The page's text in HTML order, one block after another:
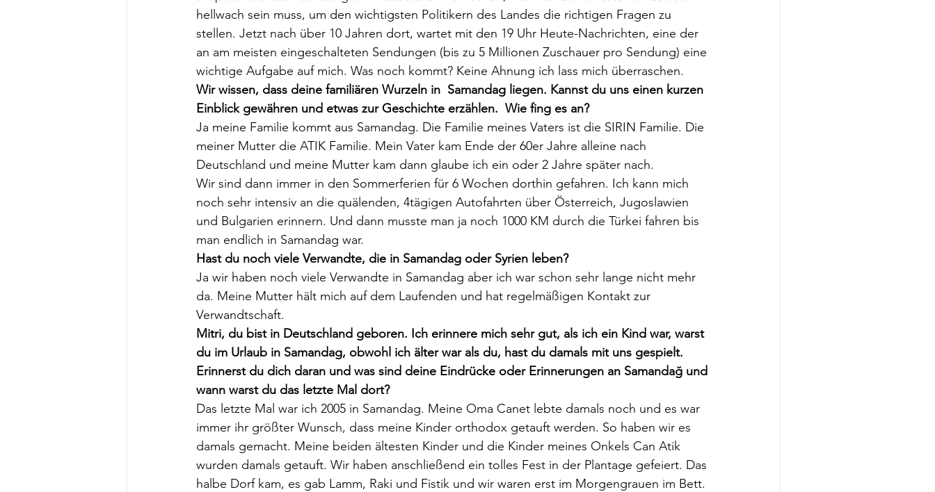
hellwach sein muss, um den wichtigsten Politikern des Landes die richtigen Fragen zu
stellen. Jetzt nach über 10 Jahren dort, wartet mit den 19 Uhr Heute-Nachrichten, eine der
an am meisten eingeschalteten Sendungen (bis zu 5 Millionen Zuschauer pro Sendung) eine
wichtige Aufgabe auf mich. Was noch kommt? Keine Ahnung ich lass mich überraschen.
Wir wissen, dass deine familiären Wurzeln in  Samandag liegen. Kannst du uns einen kurzen
Einblick gewähren und etwas zur Geschichte erzählen.  Wie fing es an?
Ja meine Familie kommt aus Samandag. Die Familie meines Vaters ist die SIRIN Familie. Die
meiner Mutter die ATIK Familie. Mein Vater kam Ende der 60er Jahre alleine nach
Deutschland und meine Mutter kam dann glaube ich ein oder 2 Jahre später nach.
Wir sind dann immer in den Sommerferien für 6 Wochen dorthin gefahren. Ich kann mich
noch sehr intensiv an die quälenden, 4tägigen Autofahrten über Österreich, Jugoslawien
und Bulgarien erinnern. Und dann musste man ja noch 1000 KM durch die Türkei fahren bis
man endlich in Samandag war.
Hast du noch viele Verwandte, die in Samandag oder Syrien leben?
Ja wir haben noch viele Verwandte in Samandag aber ich war schon sehr lange nicht mehr
da. Meine Mutter hält mich auf dem Laufenden und hat regelmäßigen Kontakt zur
Verwandtschaft.
Mitri, du bist in Deutschland geboren. Ich erinnere mich sehr gut, als ich ein Kind war, warst
du im Urlaub in Samandag, obwohl ich älter war als du, hast du damals mit uns gespielt.
Erinnerst du dich daran und was sind deine Eindrücke oder Erinnerungen an Samandağ und
wann warst du das letzte Mal dort?
Das letzte Mal war ich 2005 in Samandag. Meine Oma Canet lebte damals noch und es war
immer ihr größter Wunsch, dass meine Kinder orthodox getauft werden. So haben wir es
damals gemacht. Meine beiden ältesten Kinder und die Kinder meines Onkels Can Atik
wurden damals getauft. Wir haben anschließend ein tolles Fest in der Plantage gefeiert. Das
halbe Dorf kam, es gab Lamm, Raki und Fistik und wir waren erst im Morgengrauen im Bett.